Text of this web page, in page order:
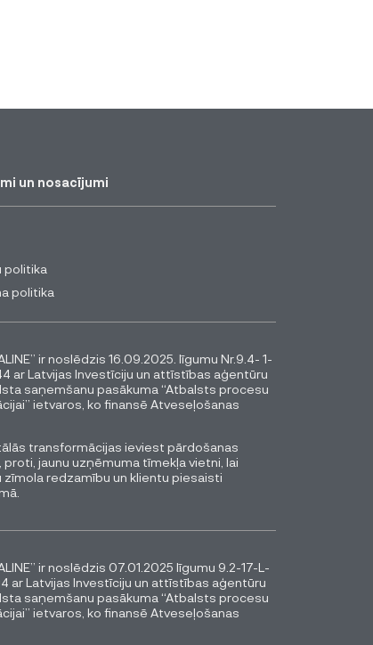
un nosacījumi
politika
politika
ir noslēdzis 16.09.2025. līgumu Nr.9.4- 1-
ar Latvijas Investīciju un attīstības aģentūru
saņemšanu pasākuma “Atbalsts procesu
ietvaros, ko finansē Atveseļošanas
transformācijas ieviest pārdošanas
jaunu uzņēmuma tīmekļa vietni, lai
zīmola redzamību un klientu piesaisti
ir noslēdzis 07.01.2025 līgumu 9.2-17-L-
ar Latvijas Investīciju un attīstības aģentūru
saņemšanu pasākuma “Atbalsts procesu
ietvaros, ko finansē Atveseļošanas